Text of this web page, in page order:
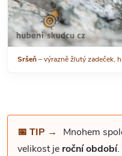
Sršeň– výrazně žlutý zadeček,
📅 TIP →
Mnohem
velikost je roční období.